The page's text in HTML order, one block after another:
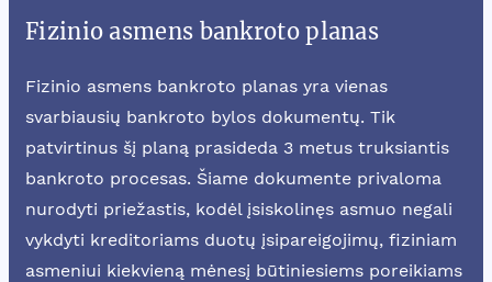
Fizinio asmens bankroto planas
Fizinio asmens bankroto planas yra vienas
svarbiausių bankroto bylos dokumentų. Tik
patvirtinus šį planą prasideda 3 metus truksiantis
bankroto procesas. Šiame dokumente privaloma
nurodyti priežastis, kodėl įsiskolinęs asmuo negali
vykdyti kreditoriams duotų įsipareigojimų, fiziniam
asmeniui kiekvieną mėnesį būtiniesiems poreikiams